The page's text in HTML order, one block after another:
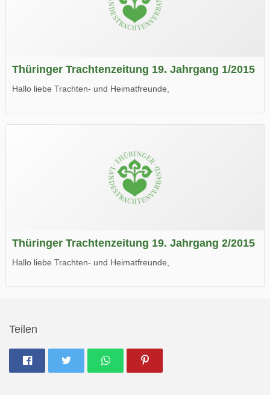
Thüringer Trachtenzeitung 19. Jahrgang 1/2015
Hallo liebe Trachten- und Heimatfreunde,
Wir wünschen Euch viel Spaß beim Lesen.
Thüringer Trachtenzeitung 19. Jahrgang 2/2015
Hallo liebe Trachten- und Heimatfreunde,
Teilen